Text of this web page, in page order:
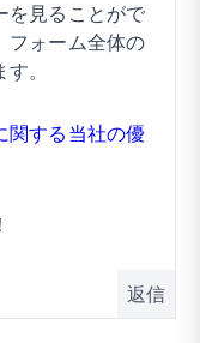
を見ることがで
フォーム全体の
。
関する当社の優
返信